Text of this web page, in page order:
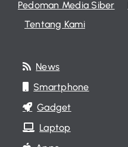
Pedoman Media Siber
Tentang Kami
News
Smartphone
Gadget
Laptop